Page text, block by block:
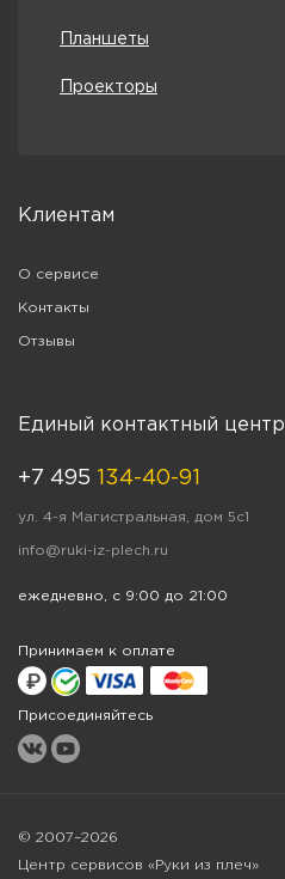
Планшеты
Проекторы
Клиентам
О сервисе
Контакты
Отзывы
Единый контактный центр
+7 495 134-40-91
ул. 4-я Магистральная, дом 5с1
info@ruki-iz-plech.ru
ежедневно, с 9:00 до 21:00
Принимаем к оплате
Присоединяйтесь
© 2007–2026
Центр сервисов «Руки из плеч»